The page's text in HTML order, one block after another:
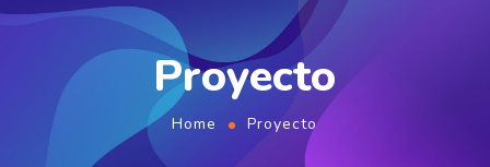
Proyecto
Home Proyecto